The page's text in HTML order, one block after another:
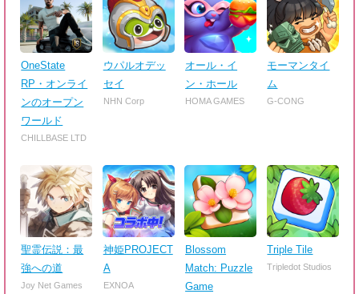
OneState
RP・オンライ
ンのオープン
ワールド
CHILLBASE LTD
ウパルオデッ
セイ
NHN Corp
オール・イ
ン・ホール
HOMA GAMES
モーマンタイ
ム
G-CONG
聖霊伝説：最
強への道
Joy Net Games
神姫PROJECT
A
EXNOA
Blossom
Match: Puzzle
Game
Triple Tile
Tripledot Studios